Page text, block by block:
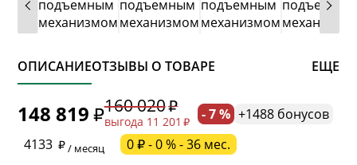
ОПИСАНИЕОТЗЫВЫ О ТОВАРЕ ЕЩЕ
148 819 160 020
выгода 11 201 - 7 % +1488 бонусов
4133
/ месяц 0 ₽ - 0 % - 36 мес.
* обязательное поле
* необязательное поле